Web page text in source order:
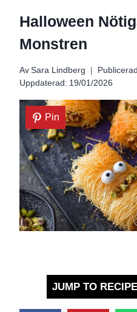
Halloween
Monstren
Av Sara Lindberg
Uppdaterad: 19/01/2026
Pin
JUMP TO RECIPE